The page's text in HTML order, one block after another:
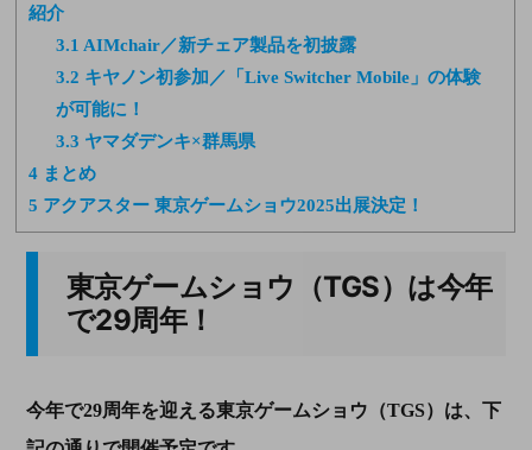
紹介
3.1 AIMchair／新チェア製品を初披露
3.2 キヤノン初参加／「Live Switcher Mobile」の体験
が可能に！
3.3 ヤマダデンキ×群馬県
4 まとめ
5 アクアスター 東京ゲームショウ2025出展決定！
東京ゲームショウ（TGS）は今年
で29周年！
今年で29周年を迎える東京ゲームショウ（TGS）は、下